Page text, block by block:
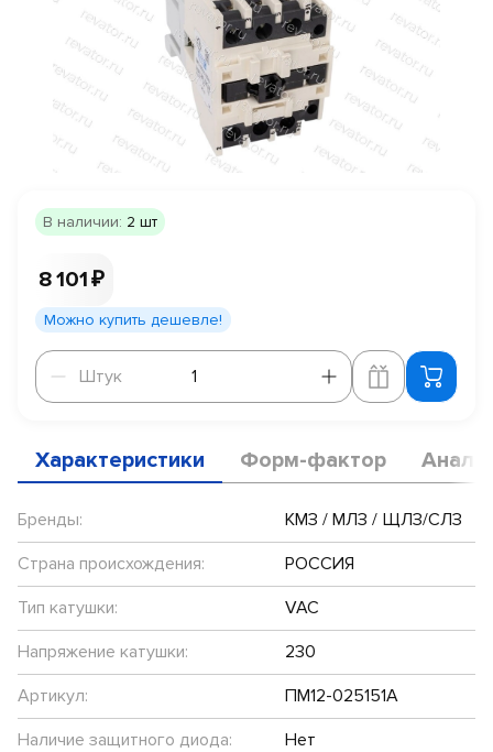
В наличии: 2 шт
8 101 ₽
Можно купить дешевле!
Штук
Штук
Характеристики Форм-фактор
Бренды:
КМЗ / МЛЗ / ЩЛЗ/СЛЗ
Страна происхождения:
РОССИЯ
Тип катушки:
VAC
Напряжение катушки:
230
Артикул:
ПМ12-025151А
Наличие защитного диода:
Нет